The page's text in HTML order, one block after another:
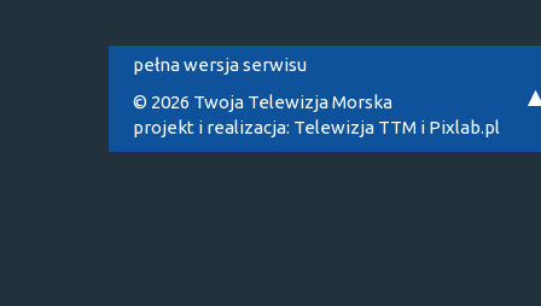
pełna wersja serwisu
© 2026 Twoja Telewizja Morska
projekt i realizacja: Telewizja TTM i Pixlab.pl